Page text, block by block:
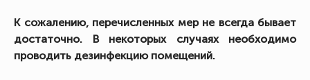
К сожалению, перечисленных мер не всегда бывает
достаточно. В некоторых случаях необходимо
проводить дезинфекцию помещений.